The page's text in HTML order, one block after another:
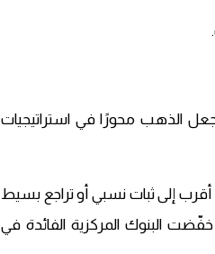
يجعل الذهب محورًا في استراتيجيات
إلى ثبات نسبي أو تراجع بسيط
البنوك المركزية الفائدة في